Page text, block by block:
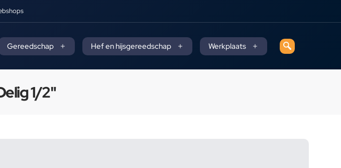
Gereedschap Hef en hijsgereedschap Werkplaats
1/2"